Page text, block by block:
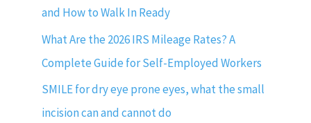
and How to Walk In Ready
What Are the 2026 IRS Mileage Rates? A
Complete Guide for Self-Employed Workers
SMILE for dry eye prone eyes, what the small
incision can and cannot do